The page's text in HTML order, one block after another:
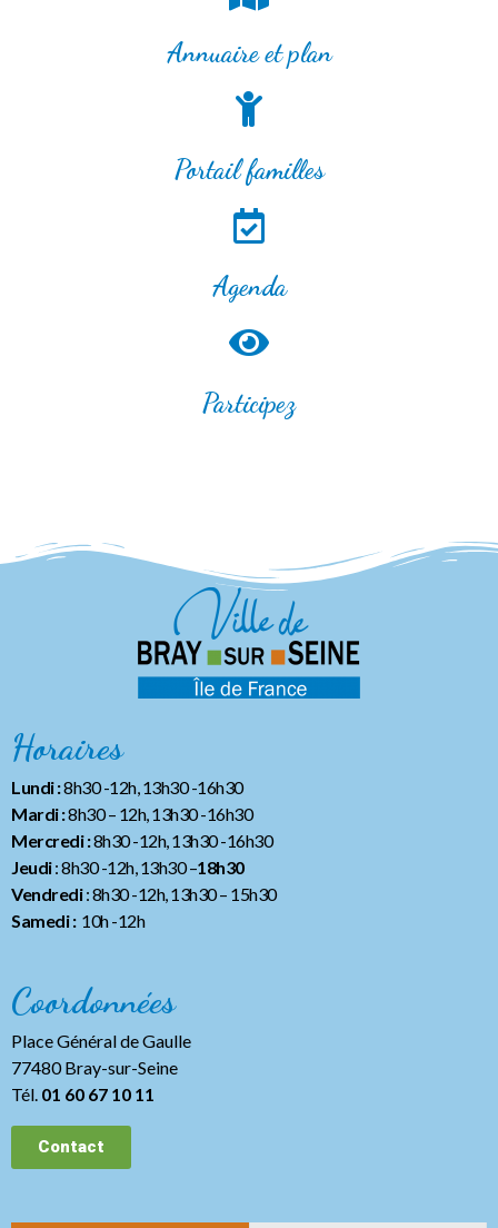
Annuaire et plan
Portail familles
Agenda
Participez
Horaires
Lundi :8h30 -12h, 13h30 -16h30
Mardi :8h30 – 12h, 13h30 -16h30
Mercredi :8h30 -12h, 13h30 -16h30
Jeudi: 8h30 -12h, 13h30 –18h30
Vendredi: 8h30 -12h, 13h30– 15h30
Samedi :10h -12h
Coordonnées
Place Général de Gaulle
77480 Bray-sur-Seine
Tél. 01 60 67 10 11
Contact